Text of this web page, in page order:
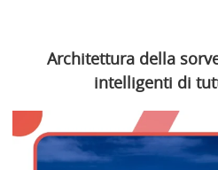
Architettura della
intelligenti di